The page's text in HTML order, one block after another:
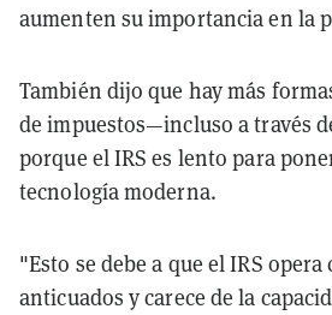
aumenten su importancia en la
También dijo que hay más
de impuestos—incluso a través
porque el IRS es lento para
tecnología moderna.
"Esto se debe a que el IRS opera
anticuados y carece de la